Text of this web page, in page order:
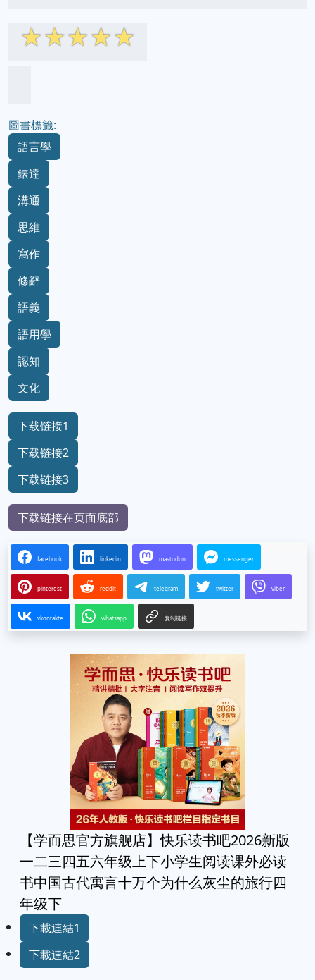
☆☆☆☆☆
圖書標籤:
語言學
錶達
溝通
思維
寫作
修辭
語義
語用學
認知
文化
下载链接1
下载链接2
下载链接3
下载链接在页面底部
facebook linkedin mastodon messenger
pinterest reddit telegram twitter viber
vkontakte whatsapp 复制链接
【学而思官方旗舰店】快乐读书吧2026新版
一二三四五六年级上下小学生阅读课外必读
书中国古代寓言十万个为什么灰尘的旅行四
年级下
下載連結1
下載連結2